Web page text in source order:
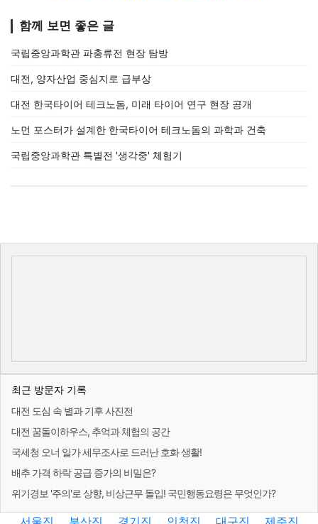
함께 보면 좋은 글
국립중앙과학관 파충류전 현장 탐방
대전, 양자산업 중심지로 급부상
대전 한국타이어 테크노돔, 미래 타이어 연구 현장 공개
노먼 포스터가 설계한 한국타이어 테크노돔의 과학과 건축
국립중앙과학관 특별전 '생각중' 체험기
최근 방문자 기록
대전 도심 속 별과 기후 사진전
대전 꿈돌이하우스, 추억과 체험의 공간
국세청 오너 일가 세무조사로 드러난 호화 생활!
배추 가격 하락 공급 증가의 비밀은?
위기경보 '주의'로 상향, 비상근무 돌입! 국민행동요령은 무엇인가?